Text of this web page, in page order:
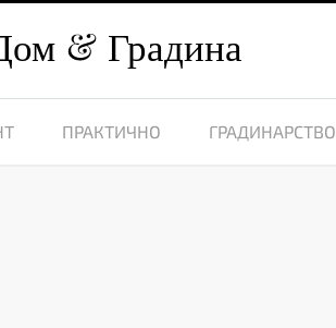
Градина
ПРАКТИЧНО ГРАДИНАРСТВО